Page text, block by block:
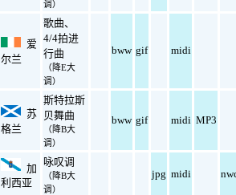
调）
爱
尔兰
歌曲、
4/4拍进
行曲
（降E大
调）
bww gif midi
苏
格兰
斯特拉斯
贝舞曲
（降B大
调）
bww gif midi MP3
加
利西亚
咏叹调
（降B大
调）
jpg midi